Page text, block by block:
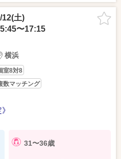
12(土)
〜17:15
横浜
室8対8
数マッチング
31〜36歳